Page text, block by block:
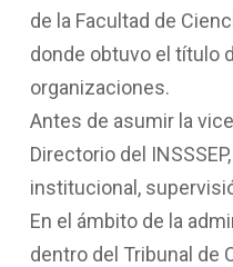
de la Facultad de
donde obtuvo el título
organizaciones.
Antes de asumir la
Directorio del
institucional,
En el ámbito de la
dentro del Tribunal de